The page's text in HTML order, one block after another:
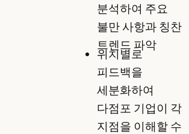
분석하여 주요
불만 사항과 칭찬
트렌드 파악
위치별로
피드백을
세분화하여
다점포 기업이 각
지점을 이해할 수